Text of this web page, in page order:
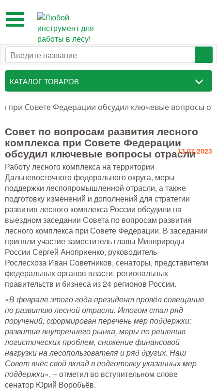
Toggle
navigation
КАТАЛОГ ТОВАРОВ
Таксационный инструмент
Бензоинструмент и
принадлежности
Инструмент лесоруба
Аншлаги противопожарные, панно
аренды, знаки
Тушение лесных пожаров
Одежда для работы в лесу
Снаряжение лесника и егеря
Библиотека лесника
Снаряжение арбориста
GPS-навигация и рации
Оборудование для паркового
при Совете Федерации обсудил ключевые вопросы
Совет по вопросам развития лесного
комплекса при Совете Федерации
обсудил ключевые вопросы отрасли13.07.2023
Работу лесного комплекса на территории
Дальневосточного федерального округа, меры
поддержки леспопромышленной отрасли, а также
подготовку изменений и дополнений для стратегии
развития лесного комплекса России обсудили на
выездном заседании Совета по вопросам развития
лесного комплекса при Совете Федерации. В заседании
приняли участие заместитель главы Минприроды
России Сергей Аноприенко, руководитель
Рослесхоза Иван Советников, сенаторы, представители
федеральных органов власти, региональных
правительств и бизнеса из 24 регионов России.
«В феврале этого года президент провёл совещание
по развитию лесной отрасли. Итогом стал ряд
поручений, сформирован перечень мер поддержки:
развитие внутреннего рынка, меры по решению
логистических проблем, снижение финансовой
нагрузки на лесопользователя и ряд других. Наш
Совет внёс свой вклад в подготовку указанных мер
поддержки», – отметил во вступительном слове
сенатор Юрий Воробьёв.